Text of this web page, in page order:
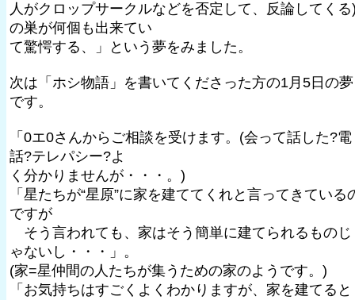
人がクロップサークルなどを否定して、反論してくる
の巣が何個も出来てい
て驚愕する、」という夢をみました。
次は「ホシ物語」を書いてくださった方の1月5日の夢
です。
「0エ0さんからご相談を受けます。(会って話した?電
話?テレパシー?よ
く分かりませんが・・・。)
「星たちが“星原”に家を建ててくれと言ってきている
ですが
そう言われても、家はそう簡単に建てられるものじ
ゃないし・・・」。
(家=星仲間の人たちが集うための家のようです。)
「お気持ちはすごくよくわかりますが、家を建てると